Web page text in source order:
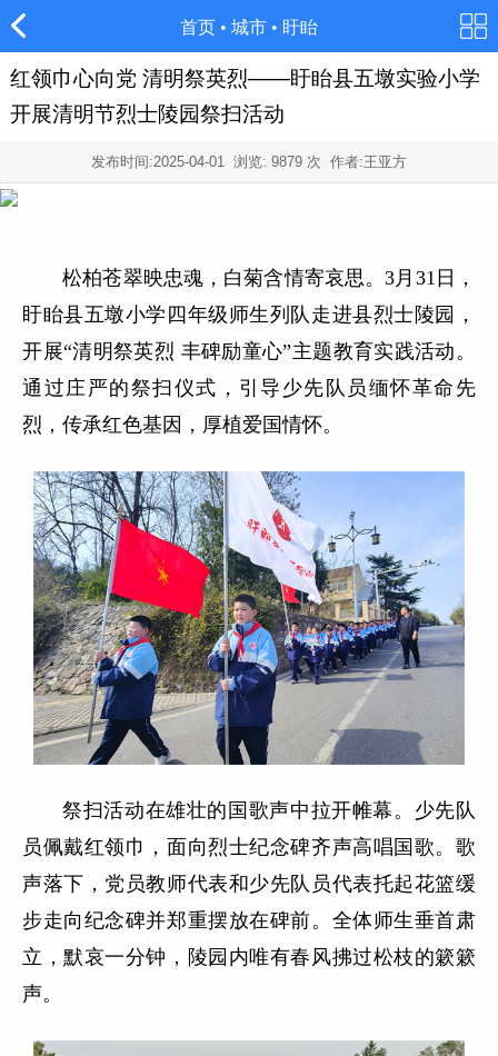
首页 • 城市 • 盱眙
红领巾心向党 清明祭英烈——盱眙县五墩实验小学
开展清明节烈士陵园祭扫活动
发布时间:2025-04-01 浏览: 9879 次 作者:王亚方
松柏苍翠映忠魂，白菊含情寄哀思。3月31日，
盱眙县五墩小学四年级师生列队走进县烈士陵园，
开展“清明祭英烈 丰碑励童心”主题教育实践活动。
通过庄严的祭扫仪式，引导少先队员缅怀革命先
烈，传承红色基因，厚植爱国情怀。
祭扫活动在雄壮的国歌声中拉开帷幕。少先队
员佩戴红领巾，面向烈士纪念碑齐声高唱国歌。歌
声落下，党员教师代表和少先队员代表托起花篮缓
步走向纪念碑并郑重摆放在碑前。全体师生垂首肃
立，默哀一分钟，陵园内唯有春风拂过松枝的簌簌
声。